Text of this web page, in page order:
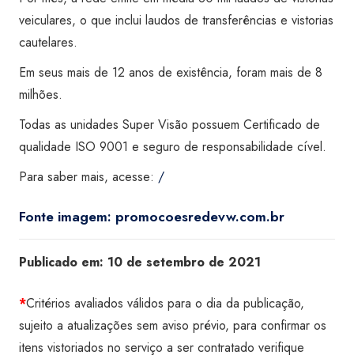
veiculares, o que inclui laudos de transferências e vistorias
cautelares.
Em seus mais de 12 anos de existência, foram mais de 8
milhões.
Todas as unidades Super Visão possuem Certificado de
qualidade ISO 9001 e seguro de responsabilidade cível.
Para saber mais, acesse: /
Fonte imagem: promocoesredevw.com.br
Publicado em: 10 de setembro de 2021
*Critérios avaliados válidos para o dia da publicação,
sujeito a atualizações sem aviso prévio, para confirmar os
itens vistoriados no serviço a ser contratado verifique